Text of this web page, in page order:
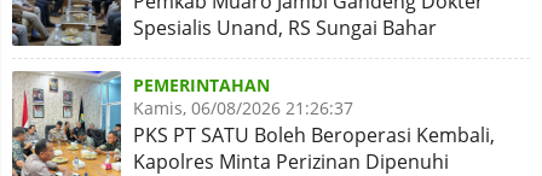
Spesialis Unand, RS Sungai Bahar
Disiapkan Naik Kelas
PEMERINTAHAN
Kamis, 06/08/2026 21:26:37
PKS PT SATU Boleh Beroperasi Kembali,
Kapolres Minta Perizinan Dipenuhi